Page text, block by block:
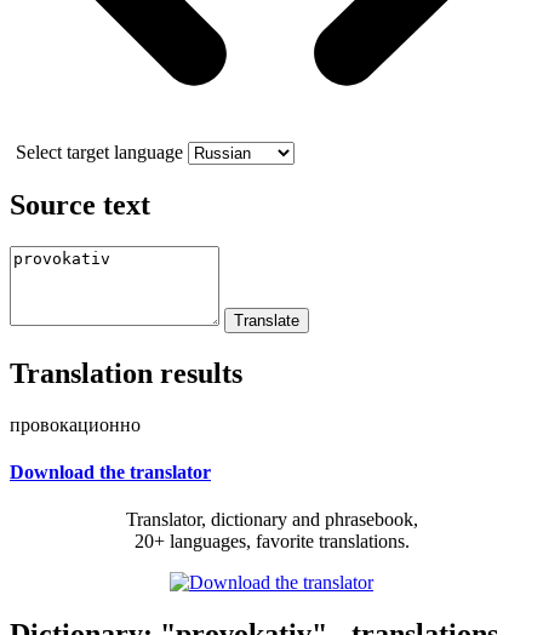
Select target language
Source text
Translation results
провокационно
Download the translator
Translator, dictionary and phrasebook,
20+ languages, favorite translations.